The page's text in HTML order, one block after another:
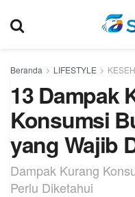
Beranda LIFESTYLE
13 Dampak
Konsumsi
yang Wajib
Dampak Kurang
Perlu Diketahui